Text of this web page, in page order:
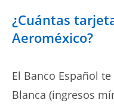
¿Cuántas
Aeroméxico?
El Banco Español
Blanca (ingresos